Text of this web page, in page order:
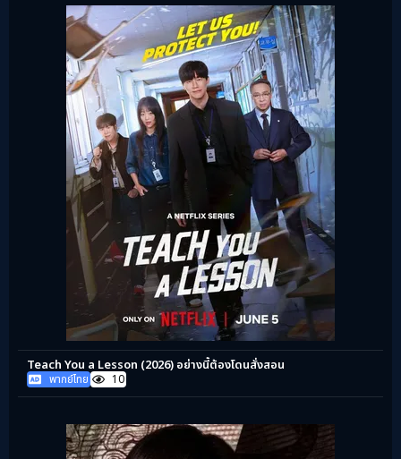
Teach You a Lesson (2026) อย่างนี้ต้องโดนสั่งสอน
พากย์ไทย 10